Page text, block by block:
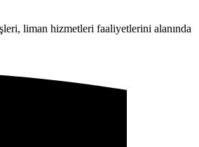
liman hizmetleri faaliyetlerini alanında